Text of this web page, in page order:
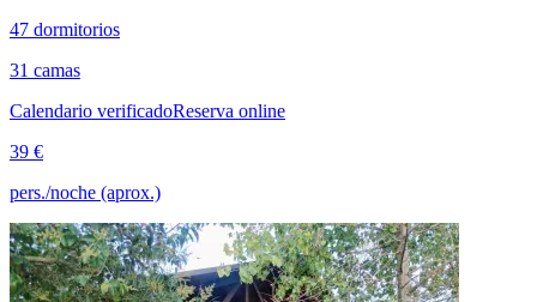
47 dormitorios
31 camas
Calendario verificadoReserva online
39 €
pers./noche (aprox.)